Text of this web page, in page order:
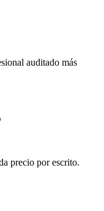
auditado más
precio por escrito.